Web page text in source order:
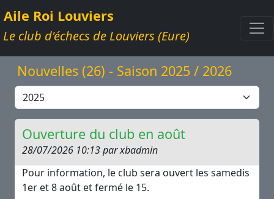
Aile Roi Louviers
Le club d'échecs de Louviers (Eure)
Nouvelles (26) - Saison 2025 / 2026
Ouverture du club en août
28/07/2026 10:13 par xbadmin
Pour information, le club sera ouvert les samedis
1er et 8 août et fermé le 15.